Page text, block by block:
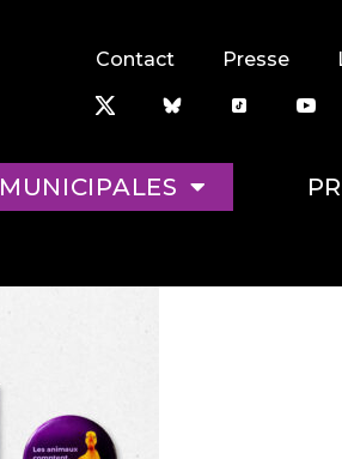
Contact Presse
MUNICIPALES